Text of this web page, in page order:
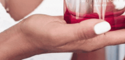
Y BÁSICOS